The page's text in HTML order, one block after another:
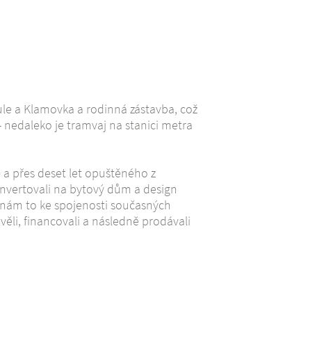
a Klamovka a rodinná zástavba, což
je tramvaj na stanici metra
přes deset let opuštěného z
na bytový dům a design
to ke spojenosti současných
financovali a následně prodávali